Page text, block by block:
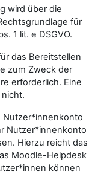
wird über die
für
1 lit. e DSGVO.
das Bereitstellen
zum Zweck der
erforderlich. Eine
Nutzer*innenkonto
Nutzer*innenkonto
Hierzu reicht das
Moodle-Helpdesk
können